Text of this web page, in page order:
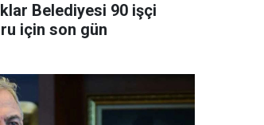
Belediyesi 90 işçi
için son gün